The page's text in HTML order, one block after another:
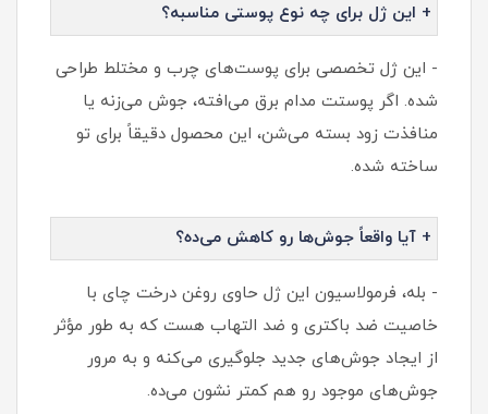
+ این ژل برای چه نوع پوستی مناسبه؟
- این ژل تخصصی برای پوست‌های چرب و مختلط طراحی
شده. اگر پوستت مدام برق می‌افته، جوش می‌زنه یا
منافذت زود بسته می‌شن، این محصول دقیقاً برای تو
ساخته شده.
+ آیا واقعاً جوش‌ها رو کاهش می‌ده؟
- بله، فرمولاسیون این ژل حاوی روغن درخت چای با
خاصیت ضد باکتری و ضد التهاب هست که به طور مؤثر
از ایجاد جوش‌های جدید جلوگیری می‌کنه و به مرور
جوش‌های موجود رو هم کمتر نشون می‌ده.